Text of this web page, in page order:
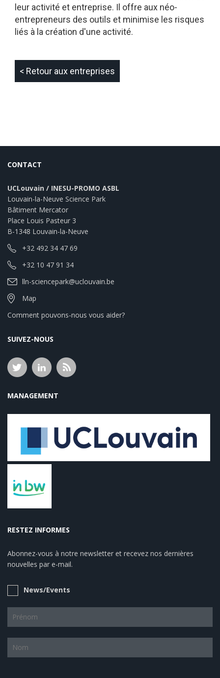
leur activité et entreprise. Il offre aux néo-
entrepreneurs des outils et minimise les risques
liés à la création d'une activité.
< Retour aux entreprises
CONTACT
UCLouvain / INESU-PROMO ASBL
Louvain-la-Neuve Science Park
Bâtiment Mercator
Place Louis Pasteur 3
B-1348 Louvain-la-Neuve
+32 492 34 47 69
+32 10 47 91 34
lln-sciencepark@uclouvain.be
Map
Comment pouvons-nous vous aider?
SUIVEZ-NOUS
MANAGEMENT
RESTEZ INFORMES
Abonnez-vous à notre newsletter et recevez nos dernières
nouvelles par e-mail.
News/Events